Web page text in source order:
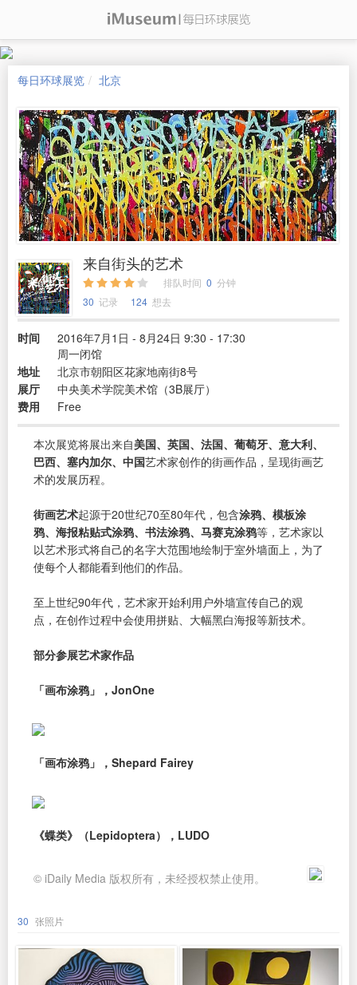
每日环球展览 北京
来自街头的艺术
排队时间 0 分钟
30 记录 124 想去
时间
2016年7月1日 - 8月24日 9:30 - 17:30
周一闭馆
地址
北京市朝阳区花家地南街8号
展厅
中央美术学院美术馆（3B展厅）
费用
Free
本次展览将展出来自美国、英国、法国、葡萄牙、意大利、
巴西、塞内加尔、中国艺术家创作的街画作品，呈现街画艺
术的发展历程。
街画艺术起源于20世纪70至80年代，包含涂鸦、模板涂
鸦、海报粘贴式涂鸦、书法涂鸦、马赛克涂鸦等，艺术家以
以艺术形式将自己的名字大范围地绘制于室外墙面上，为了
使每个人都能看到他们的作品。
至上世纪90年代，艺术家开始利用户外墙宣传自己的观
点，在创作过程中会使用拼贴、大幅黑白海报等新技术。
部分参展艺术家作品
「画布涂鸦」，JonOne
「画布涂鸦」，Shepard Fairey
《蝶类》（Lepidoptera），LUDO
© iDaily Media 版权所有，未经授权禁止使用。
30 张照片